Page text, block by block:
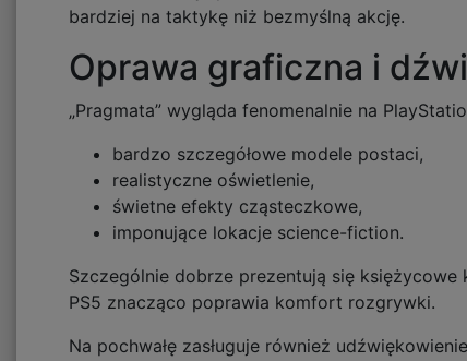
bardziej na taktykę niż bezmyślną akcję.
Oprawa graficzna i
„Pragmata” wygląda fenomenalnie na
bardzo szczegółowe modele postaci,
realistyczne oświetlenie,
świetne efekty cząsteczkowe,
imponujące lokacje science-fiction.
Szczególnie dobrze prezentują się księżycowe
PS5 znacząco poprawia komfort rozgrywki.
Na pochwałę zasługuje również